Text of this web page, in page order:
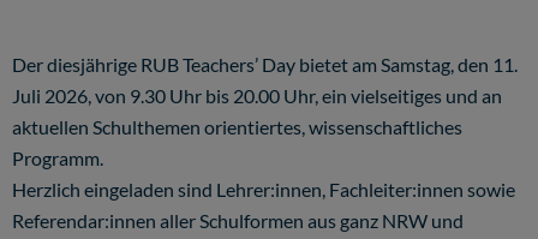
Der diesjährige RUB Teachers’ Day bietet am Samstag, den 11.
Juli 2026, von 9.30 Uhr bis 20.00 Uhr, ein vielseitiges und an
aktuellen Schulthemen orientiertes, wissenschaftliches
Programm.
Herzlich eingeladen sind Lehrer:innen, Fachleiter:innen sowie
Referendar:innen aller Schulformen aus ganz NRW und